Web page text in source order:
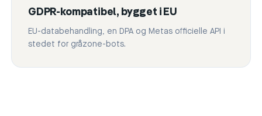
GDPR-kompatibel, bygget i EU
EU-databehandling, en DPA og Metas officielle API i
stedet for gråzone-bots.